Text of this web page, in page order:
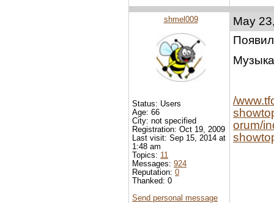
May
/
orum/
shmel009
Status: Users
Age: 66
City: not specified
Registration: Oct 19, 2009
Last visit: Sep 15, 2014 at
1:48 am
Topics: 11
Messages: 924
Reputation: 0
Thanked: 0
Send personal message